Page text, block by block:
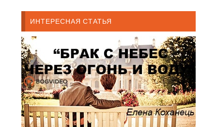
ИНТЕРЕСНАЯ СТАТЬЯ